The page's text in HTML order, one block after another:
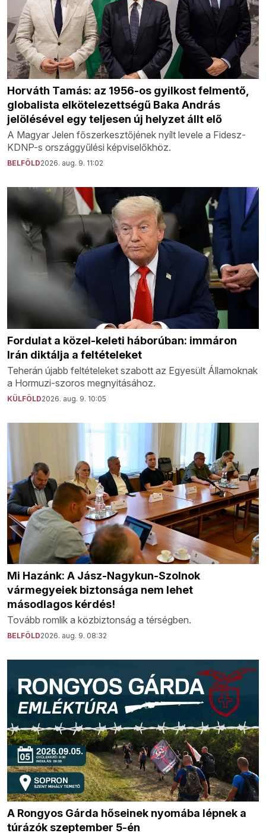
Horváth Tamás: az 1956-os gyilkost felmentő,
globalista elkötelezettségű Baka András
jelölésével egy teljesen új helyzet állt elő
A Magyar Jelen főszerkesztőjének nyílt levele a Fidesz-
KDNP-s országgyűlési képviselőkhöz.
BELFÖLD2026. aug. 9. 11:02
Fordulat a közel-keleti háborúban: immáron
Irán diktálja a feltételeket
Teherán újabb feltételeket szabott az Egyesült Államoknak
a Hormuzi-szoros megnyitásához.
KÜLFÖLD2026. aug. 9. 10:05
Mi Hazánk: A Jász-Nagykun-Szolnok
vármegyeiek biztonsága nem lehet
másodlagos kérdés!
Tovább romlik a közbiztonság a térségben.
BELFÖLD2026. aug. 9. 08:32
A Rongyos Gárda hőseinek nyomába lépnek a
túrázók szeptember 5-én